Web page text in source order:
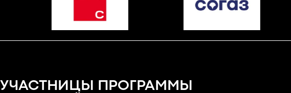
УЧАСТНИЦЫ ПРОГРАММЫ